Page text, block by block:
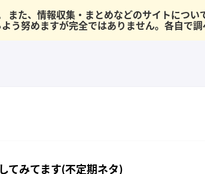
また、情報収集・まとめなどのサイトにつ
う努めますが完全ではありません。各自で調
てみてます(不定期ネタ)